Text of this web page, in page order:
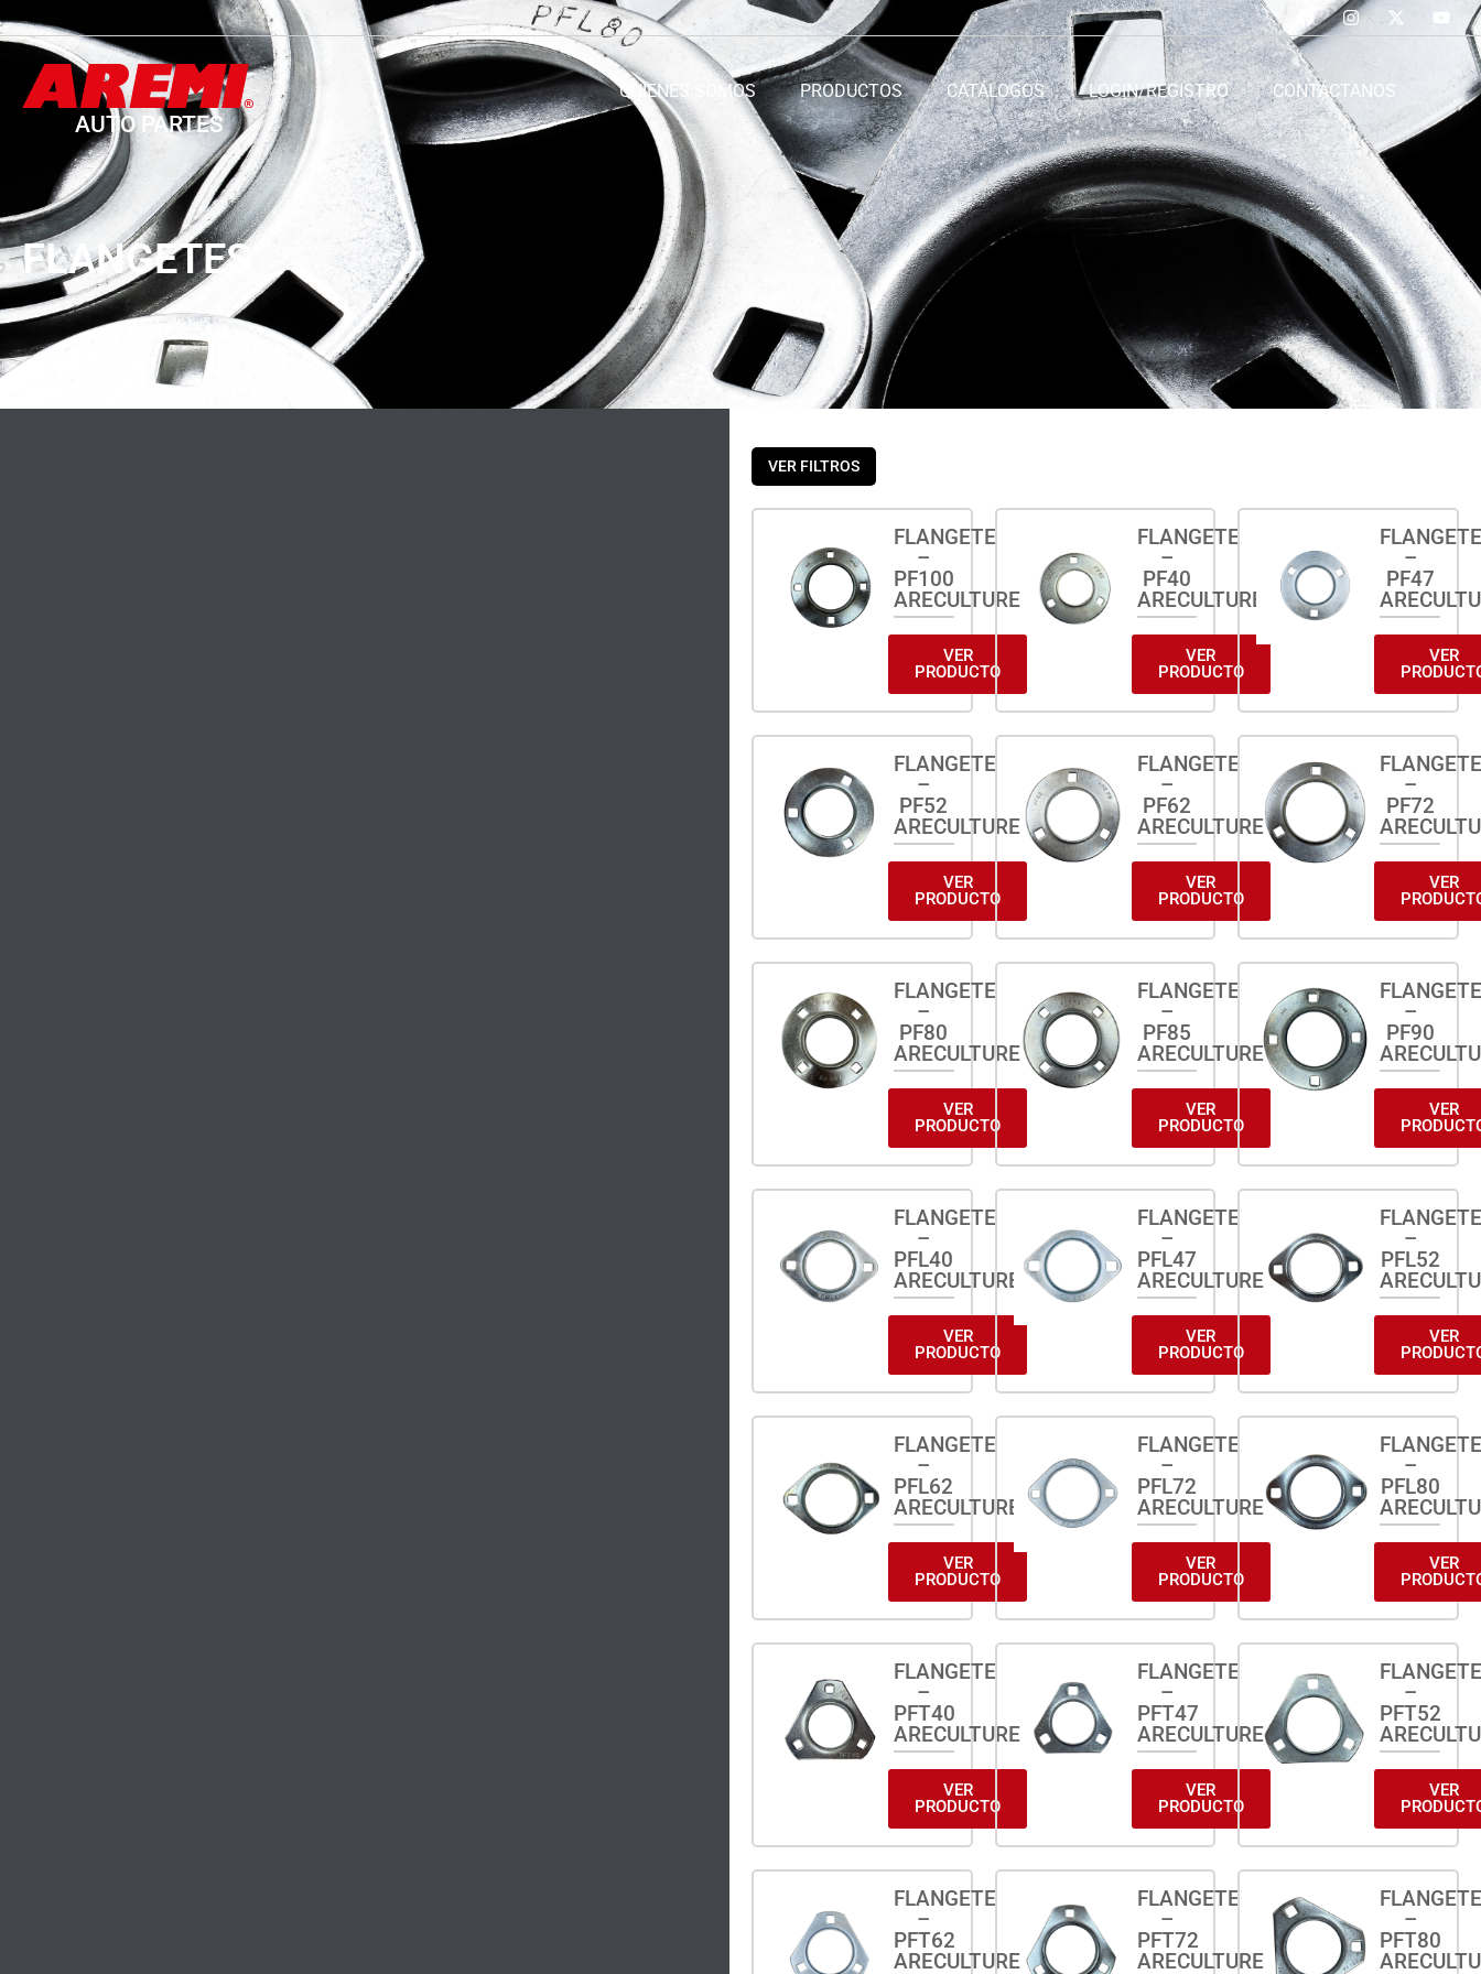
AUTO PARTES
QUIENES SOMOS PRODUCTOS CATÁLOGOS LOGIN/REGISTRO CONTÁCTANOS
FLANGETES
VER FILTROS
FLANGETE
–
PF100
ARECULTURE
VER
PRODUCTO
FLANGETE
–
PF40
ARECULTURE
VER
PRODUCTO
–
PF47
VER
FLANGETE
–
PF52
ARECULTURE
VER
PRODUCTO
FLANGETE
–
PF62
ARECULTURE
VER
PRODUCTO
–
PF72
VER
FLANGETE
–
PF80
ARECULTURE
VER
PRODUCTO
FLANGETE
–
PF85
ARECULTURE
VER
PRODUCTO
–
PF90
VER
FLANGETE
–
PFL40
ARECULTURE
VER
PRODUCTO
FLANGETE
–
PFL47
ARECULTURE
VER
PRODUCTO
–
PFL52
VER
FLANGETE
–
PFL62
ARECULTURE
VER
PRODUCTO
FLANGETE
–
PFL72
ARECULTURE
VER
PRODUCTO
–
PFL80
VER
FLANGETE
–
PFT40
ARECULTURE
VER
PRODUCTO
FLANGETE
–
PFT47
ARECULTURE
VER
PRODUCTO
–
PFT52
VER
FLANGETE
–
PFT62
ARECULTURE
FLANGETE
–
PFT72
ARECULTURE
–
PFT80